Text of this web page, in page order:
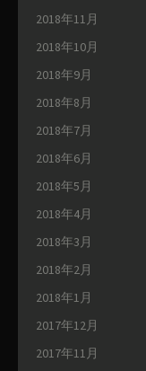
2018年11月
2018年10月
2018年9月
2018年8月
2018年7月
2018年6月
2018年5月
2018年4月
2018年3月
2018年2月
2018年1月
2017年12月
2017年11月